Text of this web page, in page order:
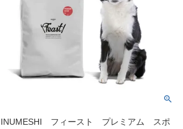
INUMESHI フィースト プレミアム スポ